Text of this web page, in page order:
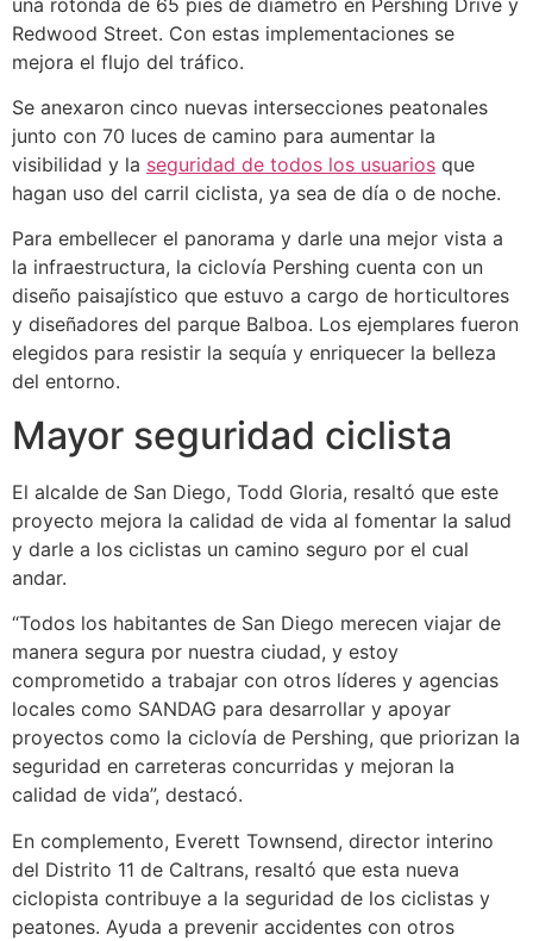
Redwood Street. Con estas implementaciones se
mejora el flujo del tráfico.
Se anexaron cinco nuevas intersecciones peatonales
junto con 70 luces de camino para aumentar la
visibilidad y la seguridad de todos los usuarios que
hagan uso del carril ciclista, ya sea de día o de noche.
Para embellecer el panorama y darle una mejor vista a
la infraestructura, la ciclovía Pershing cuenta con un
diseño paisajístico que estuvo a cargo de horticultores
y diseñadores del parque Balboa. Los ejemplares fueron
elegidos para resistir la sequía y enriquecer la belleza
del entorno.
Mayor seguridad ciclista
El alcalde de San Diego, Todd Gloria, resaltó que este
proyecto mejora la calidad de vida al fomentar la salud
y darle a los ciclistas un camino seguro por el cual
andar.
“Todos los habitantes de San Diego merecen viajar de
manera segura por nuestra ciudad, y estoy
comprometido a trabajar con otros líderes y agencias
locales como SANDAG para desarrollar y apoyar
proyectos como la ciclovía de Pershing, que priorizan la
seguridad en carreteras concurridas y mejoran la
calidad de vida”, destacó.
En complemento, Everett Townsend, director interino
del Distrito 11 de Caltrans, resaltó que esta nueva
ciclopista contribuye a la seguridad de los ciclistas y
peatones. Ayuda a prevenir accidentes con otros